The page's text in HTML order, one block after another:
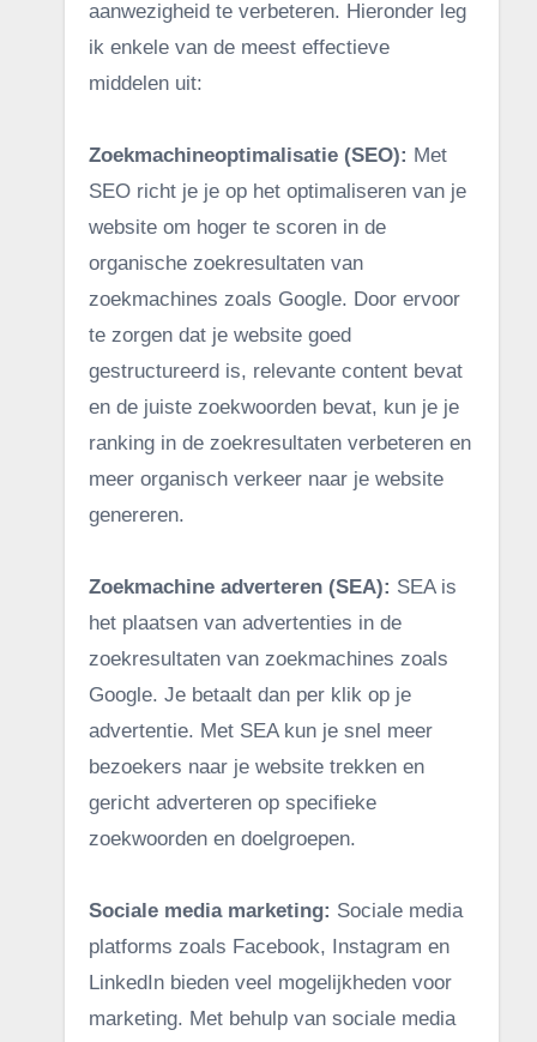
aanwezigheid te verbeteren. Hieronder leg
ik enkele van de meest effectieve
middelen uit:
Zoekmachineoptimalisatie (SEO): Met
SEO richt je je op het optimaliseren van je
website om hoger te scoren in de
organische zoekresultaten van
zoekmachines zoals Google. Door ervoor
te zorgen dat je website goed
gestructureerd is, relevante content bevat
en de juiste zoekwoorden bevat, kun je je
ranking in de zoekresultaten verbeteren en
meer organisch verkeer naar je website
genereren.
Zoekmachine adverteren (SEA): SEA is
het plaatsen van advertenties in de
zoekresultaten van zoekmachines zoals
Google. Je betaalt dan per klik op je
advertentie. Met SEA kun je snel meer
bezoekers naar je website trekken en
gericht adverteren op specifieke
zoekwoorden en doelgroepen.
Sociale media marketing: Sociale media
platforms zoals Facebook, Instagram en
LinkedIn bieden veel mogelijkheden voor
marketing. Met behulp van sociale media